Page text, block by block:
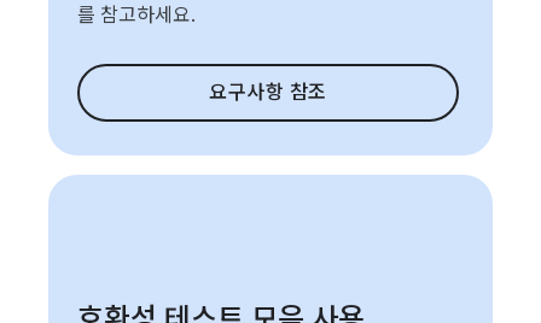
를 참고하세요.
요구사항 참조